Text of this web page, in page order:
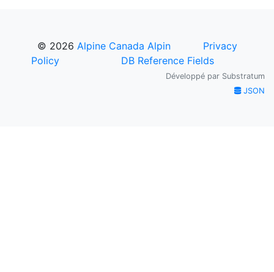
© 2026 Alpine Canada Alpin
Privacy
Policy
DB Reference Fields
Développé par Substratum
JSON